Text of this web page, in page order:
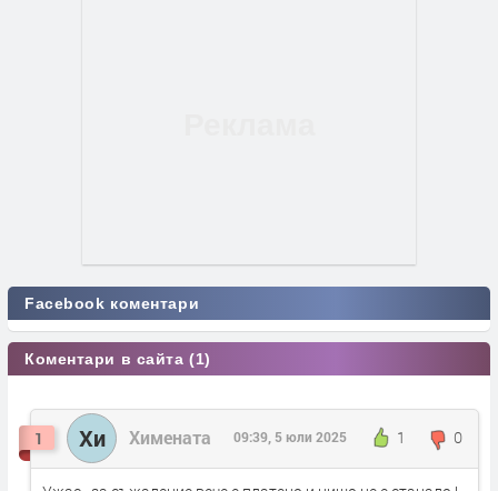
Facebook коментари
Коментари в сайта (1)
1 Хи Химената 1 0
09:39, 5 юли 2025